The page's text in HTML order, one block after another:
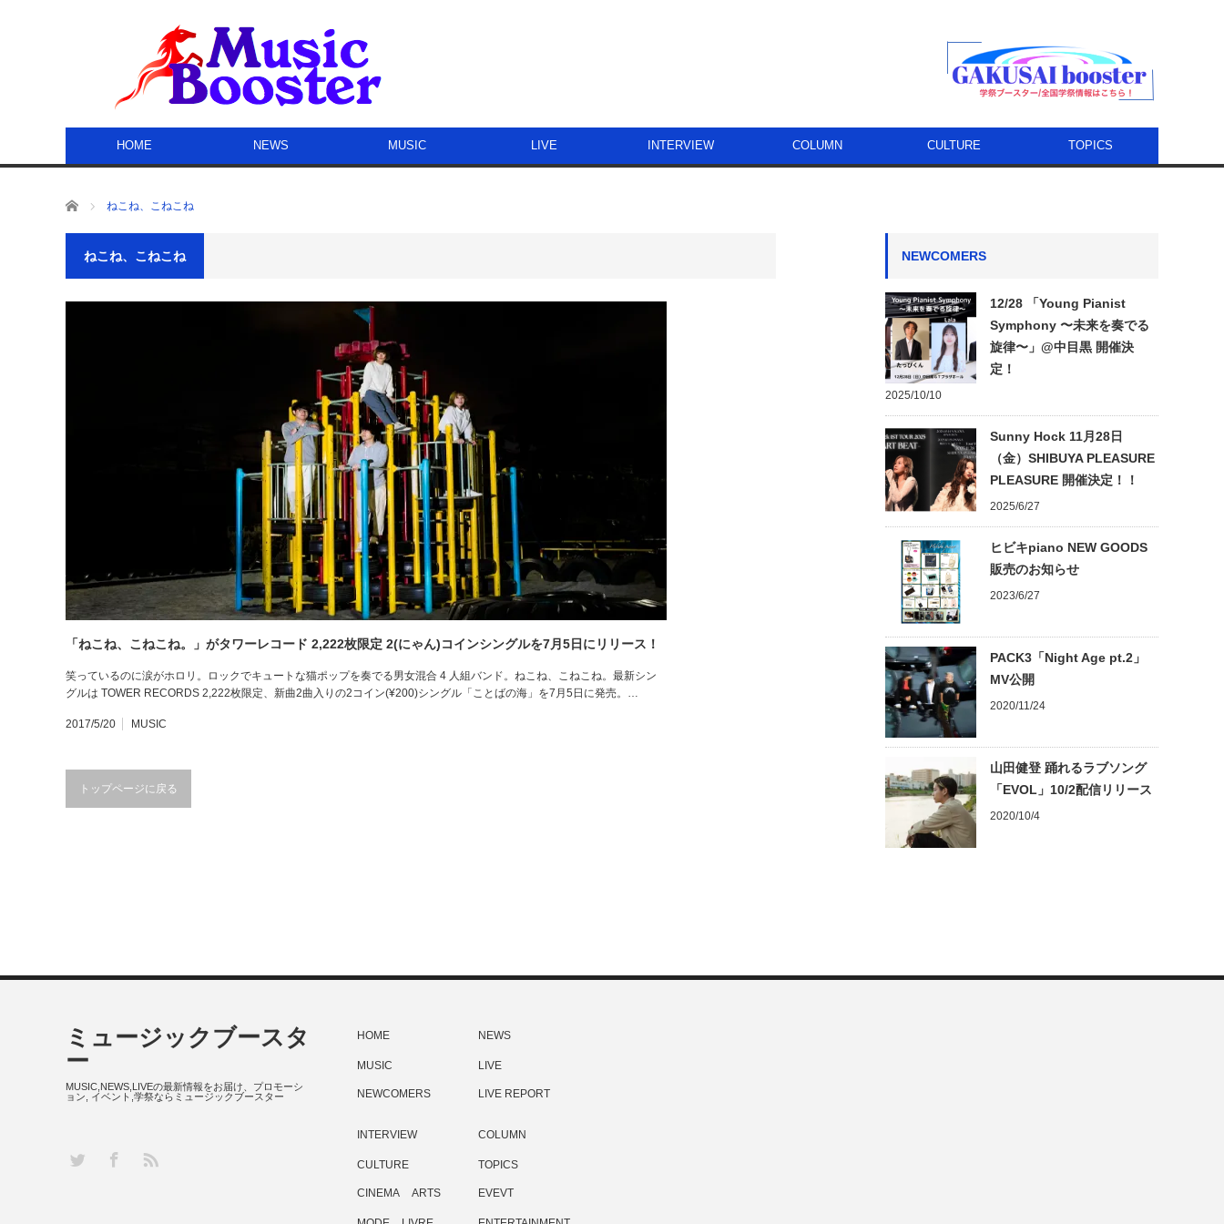
HOME NEWS MUSIC LIVE INTERVIEW COLUMN CULTURE TOPICS
ホーム ねこね、こねこね
ねこね、こねこね
「ねこね、こねこね。」がタワーレコード 2,222枚限定 2(にゃん)コインシングルを7月5日にリリース！
笑っているのに涙がホロリ。ロックでキュートな猫ポップを奏でる男女混合 4 人組バンド。ねこね、こねこね。最新シン
グルは TOWER RECORDS 2,222枚限定、新曲2曲入りの2コイン(¥200)シングル「ことばの海」を7月5日に発売。…
2017/5/20 MUSIC
トップページに戻る
NEWCOMERS
12/28 「Young Pianist
Symphony 〜未来を奏でる
旋律〜」@中目黒 開催決
定！
2025/10/10
Sunny Hock 11月28日
（金）SHIBUYA PLEASURE
PLEASURE 開催決定！！
2025/6/27
ヒビキpiano NEW GOODS
販売のお知らせ
2023/6/27
PACK3「Night Age pt.2」
MV公開
2020/11/24
山田健登 踊れるラブソング
「EVOL」10/2配信リリース
2020/10/4
HOME NEWS
MUSIC
NEWCOMERS
LIVE
LIVE REPORT
INTERVIEW COLUMN
CULTURE
CINEMA ARTS
TOPICS
EVEVT
ミュージックブースタ
ー
MUSIC,NEWS,LIVEの最新情報をお届け、プロモーシ
ョン, イベント,学祭ならミュージックブースター
Twitter Facebook
RSS